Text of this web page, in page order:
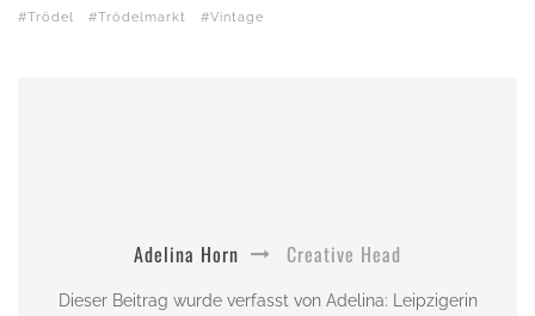
Trödel
Trödelmarkt Vintage
Adelina Horn Creative Head
Dieser Beitrag wurde verfasst von Adelina: Leipzigerin